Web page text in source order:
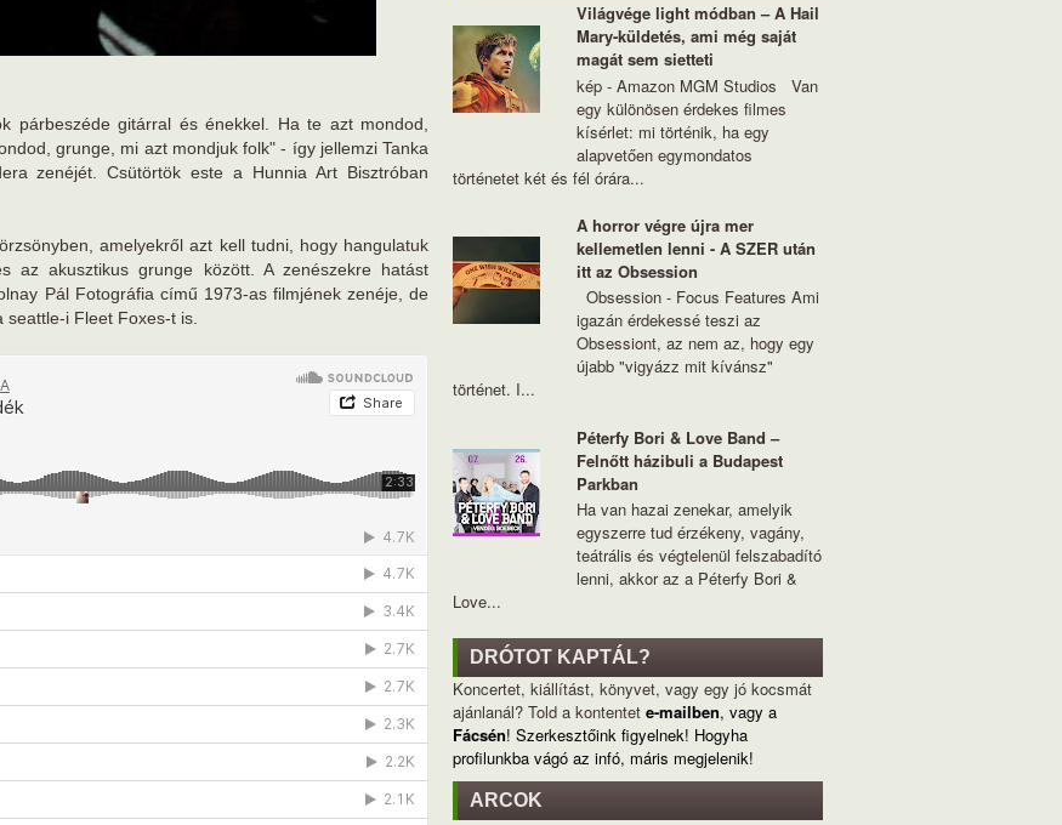
párbeszéde gitárral és énekkel. Ha te azt mondod,
grunge, mi azt mondjuk folk" - így jellemzi Tanka
zenéjét. Csütörtök este a Hunnia Art Bisztróban
amelyekről azt kell tudni, hogy hangulatuk
az akusztikus grunge között. A zenészekre hatást
Pál Fotográfia című 1973-as filmjének zenéje, de
i Fleet Foxes-t is.
Világvége light módban – A Hail
Mary-küldetés, ami még saját
magát sem sietteti
kép - Amazon MGM Studios Van
egy különösen érdekes filmes
kísérlet: mi történik, ha egy
alapvetően egymondatos
történetet két és fél órára...
A horror végre újra mer
kellemetlen lenni - A SZER után
itt az Obsession
Obsession - Focus Features Ami
igazán érdekessé teszi az
Obsessiont, az nem az, hogy egy
újabb "vigyázz mit kívánsz"
történet. I...
Péterfy Bori & Love Band –
Felnőtt házibuli a Budapest
Parkban
Ha van hazai zenekar, amelyik
egyszerre tud érzékeny, vagány,
teátrális és végtelenül felszabadító
lenni, akkor az a Péterfy Bori &
Love...
DRÓTOT KAPTÁL?
Koncertet, kiállítást, könyvet, vagy egy jó kocsmát
ajánlanál? Told a kontentet e-mailben, vagy a
Fácsén! Szerkesztőink figyelnek! Hogyha
profilunkba vágó az infó, máris megjelenik!
ARCOK